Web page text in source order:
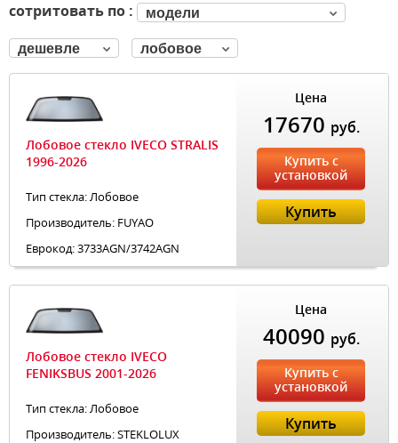
сотритовать по : модели
дешевле лобовое
Лобовое стекло IVECO STRALIS
1996-2026
Тип стекла: Лобовое
Производитель: FUYAO
Еврокод: 3733AGN/3742AGN
Цена
17670 руб.
Купить с
установкой
Купить
Лобовое стекло IVECO
FENIKSBUS 2001-2026
Тип стекла: Лобовое
Производитель: STEKLOLUX
Цена
40090 руб.
Купить с
установкой
Купить